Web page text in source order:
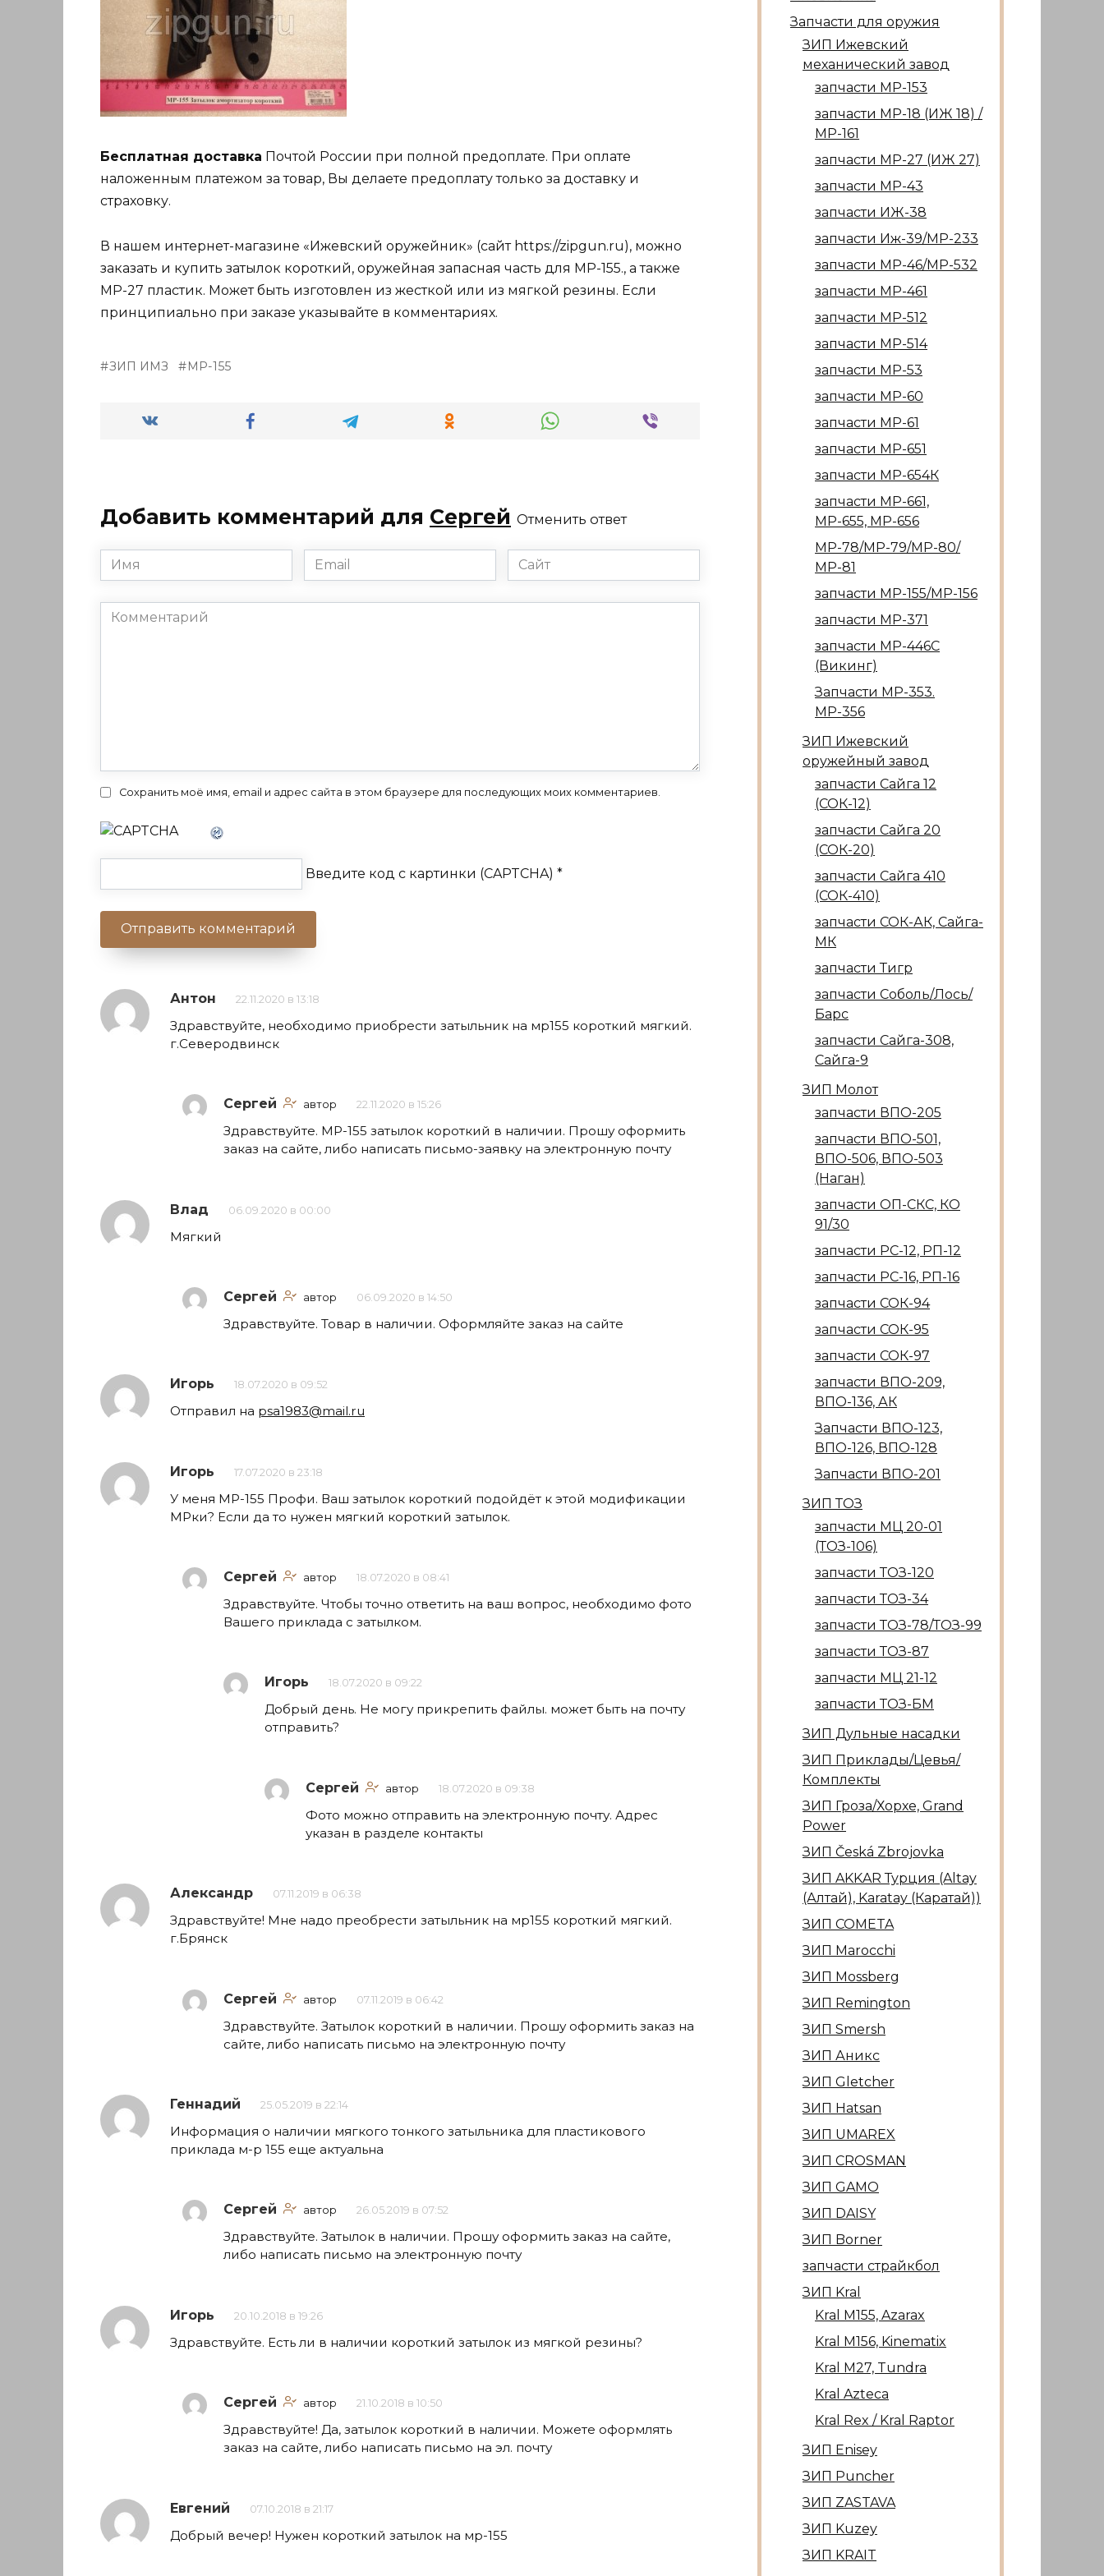
Бесплатная доставка Почтой России при полной предоплате. При оплате
наложенным платежом за товар, Вы делаете предоплату только за доставку и
страховку.
В нашем интернет-магазине «Ижевский оружейник» (сайт https://zipgun.ru), можно
заказать и купить затылок короткий, оружейная запасная часть для МР-155., а также
МР-27 пластик. Может быть изготовлен из жесткой или из мягкой резины. Если
принципиально при заказе указывайте в комментариях.
ЗИП ИМЗ МР-155
Добавить комментарий для Сергей Отменить ответ
Имя
*
Email
*
Сайт
Комментарий
Сохранить моё имя, email и адрес сайта в этом браузере для последующих моих комментариев.
Введите код с картинки (CAPTCHA) *
Антон 22.11.2020 в 13:18
Здравствуйте, необходимо приобрести затыльник на мр155 короткий мягкий.
г.Северодвинск
Сергей автор 22.11.2020 в 15:26
Здравствуйте. МР-155 затылок короткий в наличии. Прошу оформить
заказ на сайте, либо написать письмо-заявку на электронную почту
Влад 06.09.2020 в 00:00
Мягкий
Сергей автор 06.09.2020 в 14:50
Здравствуйте. Товар в наличии. Оформляйте заказ на сайте
Игорь 18.07.2020 в 09:52
Отправил на psa1983@mail.ru
Игорь 17.07.2020 в 23:18
У меня МР-155 Профи. Ваш затылок короткий подойдёт к этой модификации
МРки? Если да то нужен мягкий короткий затылок.
Сергей автор 18.07.2020 в 08:41
Здравствуйте. Чтобы точно ответить на ваш вопрос, необходимо фото
Вашего приклада с затылком.
Игорь 18.07.2020 в 09:22
Добрый день. Не могу прикрепить файлы. может быть на почту
отправить?
Сергей автор 18.07.2020 в 09:38
Фото можно отправить на электронную почту. Адрес
указан в разделе контакты
Александр 07.11.2019 в 06:38
Здравствуйте! Мне надо преобрести затыльник на мр155 короткий мягкий.
г.Брянск
Сергей автор 07.11.2019 в 06:42
Здравствуйте. Затылок короткий в наличии. Прошу оформить заказ на
сайте, либо написать письмо на электронную почту
Геннадий 25.05.2019 в 22:14
Информация о наличии мягкого тонкого затыльника для пластикового
приклада м-р 155 еще актуальна
Сергей автор 26.05.2019 в 07:52
Здравствуйте. Затылок в наличии. Прошу оформить заказ на сайте,
либо написать письмо на электронную почту
Игорь 20.10.2018 в 19:26
Здравствуйте. Есть ли в наличии короткий затылок из мягкой резины?
Сергей автор 21.10.2018 в 10:50
Здравствуйте! Да, затылок короткий в наличии. Можете оформлять
заказ на сайте, либо написать письмо на эл. почту
Евгений 07.10.2018 в 21:17
Добрый вечер! Нужен короткий затылок на мр-155
Запчасти для оружия
ЗИП Ижевский
механический завод
запчасти МР-153
запчасти МР-18 (ИЖ 18) /
МР-161
запчасти МР-27 (ИЖ 27)
запчасти МР-43
запчасти ИЖ-38
запчасти Иж-39/МР-233
запчасти МР-46/МР-532
запчасти МР-461
запчасти МР-512
запчасти МР-514
запчасти МР-53
запчасти МР-60
запчасти МР-61
запчасти МР-651
запчасти МР-654К
запчасти МР-661,
МР-655, МР-656
МР-78/МР-79/МР-80/
МР-81
запчасти МР-155/МР-156
запчасти МР-371
запчасти МР-446С
(Викинг)
Запчасти МР-353.
МР-356
ЗИП Ижевский
оружейный завод
запчасти Сайга 12
(СОК-12)
запчасти Сайга 20
(СОК-20)
запчасти Сайга 410
(СОК-410)
запчасти СОК-АК, Сайга-
МК
запчасти Тигр
запчасти Соболь/Лось/
Барс
запчасти Сайга-308,
Сайга-9
ЗИП Молот
запчасти ВПО-205
запчасти ВПО-501,
ВПО-506, ВПО-503
(Наган)
запчасти ОП-СКС, КО
91/30
запчасти РС-12, РП-12
запчасти РС-16, РП-16
запчасти СОК-94
запчасти СОК-95
запчасти СОК-97
запчасти ВПО-209,
ВПО-136, АК
Запчасти ВПО-123,
ВПО-126, ВПО-128
Запчасти ВПО-201
ЗИП ТОЗ
запчасти МЦ 20-01
(ТОЗ-106)
запчасти ТОЗ-120
запчасти ТОЗ-34
запчасти ТОЗ-78/ТОЗ-99
запчасти ТОЗ-87
запчасти МЦ 21-12
запчасти ТОЗ-БМ
ЗИП Дульные насадки
ЗИП Приклады/Цевья/
Комплекты
ЗИП Гроза/Хорхе, Grand
Power
ЗИП Česká Zbrojovka
ЗИП AKKAR Турция (Altay
(Алтай), Karatay (Каратай))
ЗИП COMETA
ЗИП Marocсhi
ЗИП Mossberg
ЗИП Remington
ЗИП Smersh
ЗИП Аникс
ЗИП Gletcher
ЗИП Hatsan
ЗИП UMAREX
ЗИП CROSMAN
ЗИП GAMO
ЗИП DAISY
ЗИП Borner
запчасти страйкбол
ЗИП Kral
Kral М155, Azarax
Kral М156, Kinematix
Kral М27, Tundra
Kral Azteca
Kral Rex / Kral Raptor
ЗИП Enisey
ЗИП Puncher
ЗИП ZASTAVA
ЗИП Kuzey
ЗИП KRAIT